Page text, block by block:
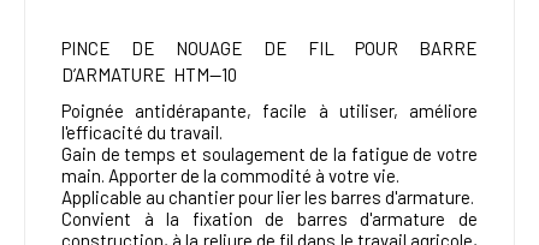
PINCE DE NOUAGE DE FIL POUR BARRE
D’ARMATURE HTM—10
Poignée antidérapante, facile à utiliser, améliore
l'efficacité du travail.
Gain de temps et soulagement de la fatigue de votre
main. Apporter de la commodité à votre vie.
Applicable au chantier pour lier les barres d'armature.
Convient à la fixation de barres d'armature de